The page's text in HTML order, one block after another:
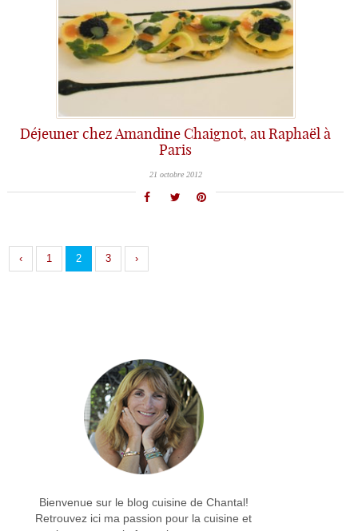
Déjeuner chez Amandine Chaignot, au Raphaël à
Paris
21 octobre 2012
‹ 1 2 3 ›
Bienvenue sur le blog cuisine de Chantal!
Retrouvez ici ma passion pour la cuisine et